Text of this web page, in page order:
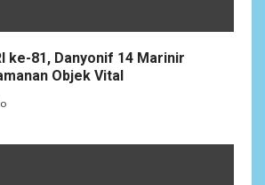
ke-81, Danyonif 14 Marinir
Objek Vital